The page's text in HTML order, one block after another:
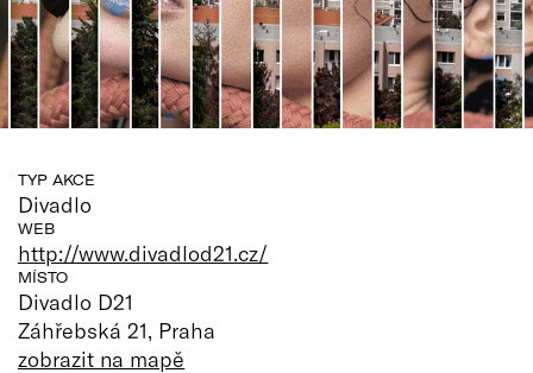
TYP AKCE
Divadlo
WEB
http://www.divadlod21.cz/
MÍSTO
Divadlo D21
Záhřebská 21, Praha
zobrazit na mapě